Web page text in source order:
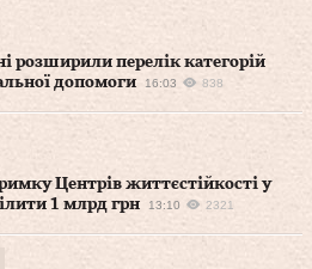
розширили перелік категорій
допомоги
16:03 838
Центрів життєстійкості у
1 млрд грн
13:10 2321